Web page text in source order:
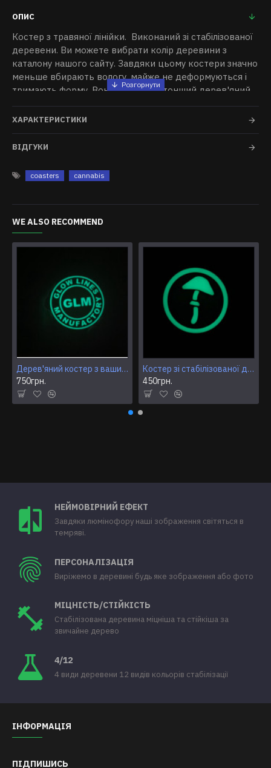
ОПИС
Костер з травяної лінійки. Виконаний зі стабілізованої
деревени. Ви можете вибрати колір деревини з
каталону нашого сайту. Завдяки цьому костери значно
меньше вбирають вологу, майже не деформуються і
тримають форму. Вони одні з найтонший дерев'яний
костерів в світі.
смолою з люмінофором. Під замовлення можемо
Сяючий ефект помітний в темряві. Достатньо
хвилини на підвіконні. Також можна "зарядити" і від
звичайної лампочки. Сяючий ефект зберігається
декілька годин з поступовим зменшенням яскравості.
магнітів. Тому його зручно зберігати на будь якій
металевій поверхні (окрім кольорових металів).
Ідеально пасує на холодильник як магніт. Завдяки
цьому костер не займає місце на столі і завжди під
ХАРАКТЕРИСТИКИ
ВІДГУКИ
coasters cannabis
WE ALSO RECOMMEND
Дерев'яний костер з вашим лого та\або текстом
750грн.
Костер зі стабілізованої деревени "1 гриб".
450грн.
НЕЙМОВІРНИЙ ЕФЕКТ
Завдяки люмінофору наші зображення світяться в
темряві.
ПЕРСОНАЛІЗАЦІЯ
Виріжемо в деревині будь яке зображення або фото
МІЦНІСТЬ/СТІЙКІСТЬ
Стабілізована деревина міцніша та стійкіша за
звичайне дерево
4/12
4 види деревени 12 видів кольорів стабілізації
ІНФОРМАЦІЯ
ПІДПИШИСЬ